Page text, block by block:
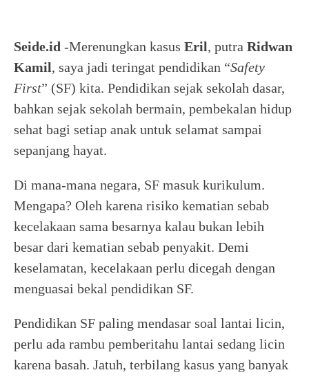
Seide.id -Merenungkan kasus Eril, putra Ridwan
Kamil, saya jadi teringat pendidikan “Safety
First” (SF) kita. Pendidikan sejak sekolah dasar,
bahkan sejak sekolah bermain, pembekalan hidup
sehat bagi setiap anak untuk selamat sampai
sepanjang hayat.
Di mana-mana negara, SF masuk kurikulum.
Mengapa? Oleh karena risiko kematian sebab
kecelakaan sama besarnya kalau bukan lebih
besar dari kematian sebab penyakit. Demi
keselamatan, kecelakaan perlu dicegah dengan
menguasai bekal pendidikan SF.
Pendidikan SF paling mendasar soal lantai licin,
perlu ada rambu pemberitahu lantai sedang licin
karena basah. Jatuh, terbilang kasus yang banyak